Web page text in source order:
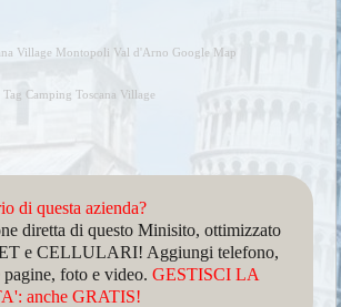
Village Montopoli Val d'Arno Google Map
Tag Camping Toscana Village
di questa azienda?
diretta di questo Minisito, ottimizzato
e CELLULARI! Aggiungi telefono,
pagine, foto e video.GESTISCI LA
anche GRATIS!